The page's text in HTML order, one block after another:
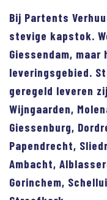
Bij Partents
stevige kapstok.
Giessendam, maar
leveringsgebied.
geregeld leveren
Wijngaarden,
Giessenburg,
Papendrecht,
Ambacht,
Gorinchem,